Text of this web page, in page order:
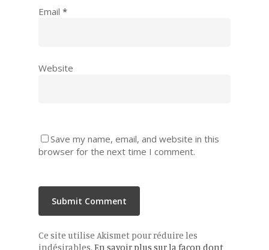
Email *
Website
Save my name, email, and website in this
browser for the next time I comment.
Ce site utilise Akismet pour réduire les
indésirables. En savoir plus sur la façon dont